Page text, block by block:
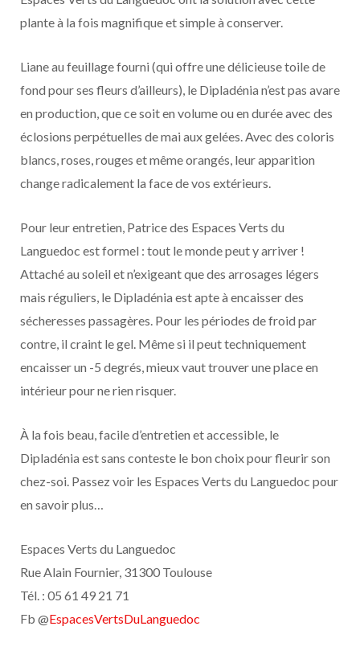
plante à la fois magnifique et simple à conserver.
Liane au feuillage fourni (qui offre une délicieuse toile de
fond pour ses fleurs d’ailleurs), le Dipladénia n’est pas avare
en production, que ce soit en volume ou en durée avec des
éclosions perpétuelles de mai aux gelées. Avec des coloris
blancs, roses, rouges et même orangés, leur apparition
change radicalement la face de vos extérieurs.
Pour leur entretien, Patrice des Espaces Verts du
Languedoc est formel : tout le monde peut y arriver !
Attaché au soleil et n’exigeant que des arrosages légers
mais réguliers, le Dipladénia est apte à encaisser des
sécheresses passagères. Pour les périodes de froid par
contre, il craint le gel. Même si il peut techniquement
encaisser un -5 degrés, mieux vaut trouver une place en
intérieur pour ne rien risquer.
À la fois beau, facile d’entretien et accessible, le
Dipladénia est sans conteste le bon choix pour fleurir son
chez-soi. Passez voir les Espaces Verts du Languedoc pour
en savoir plus…
Espaces Verts du Languedoc
Rue Alain Fournier, 31300 Toulouse
Tél. : 05 61 49 21 71
Fb @EspacesVertsDuLanguedoc